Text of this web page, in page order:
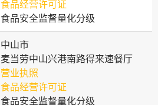
食品经营许可证
食品安全监督量化分级
中山市
麦当劳中山兴港南路得来速餐厅
营业执照
食品经营许可证
食品安全监督量化分级